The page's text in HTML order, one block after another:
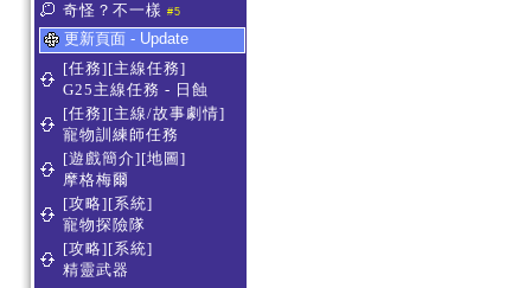
奇怪？不一樣 #5
更新頁面 - Update
[任務][主線任務]
G25主線任務 - 日蝕
[任務][主線/故事劇情]
寵物訓練師任務
[遊戲簡介][地圖]
摩格梅爾
[攻略][系統]
寵物探險隊
[攻略][系統]
精靈武器